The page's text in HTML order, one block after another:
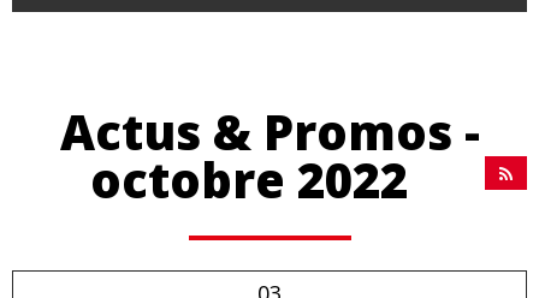
Actus & Promos -
octobre 2022